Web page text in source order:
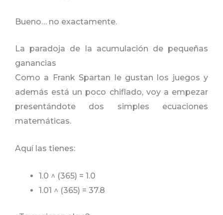
Bueno… no exactamente.
La paradoja de la acumulación de pequeñas
ganancias
Como a Frank Spartan le gustan los juegos y
además está un poco chiflado, voy a empezar
presentándote dos simples ecuaciones
matemáticas.
Aquí las tienes:
1.0 ^ (365) = 1.0
1.01 ^ (365) = 37.8